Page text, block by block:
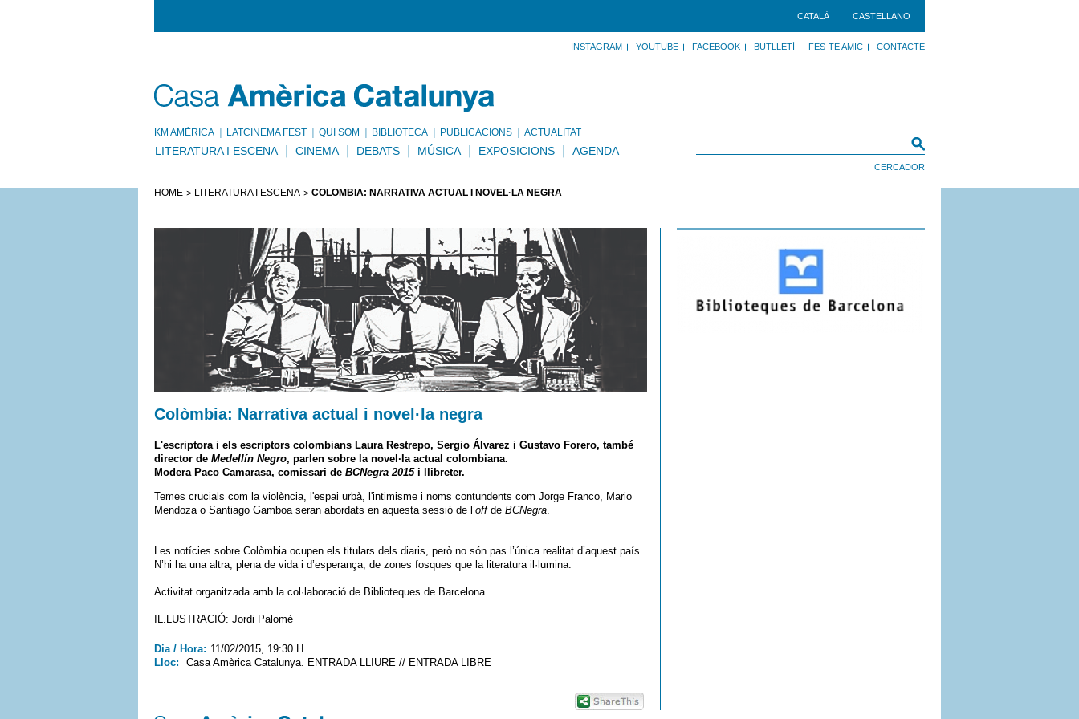
CATALÀ CASTELLANO
INSTAGRAM YOUTUBE FACEBOOK BUTLLETÍ FES-TE AMIC CONTACTE
KM AMÈRICA LATCINEMA FEST QUI SOM BIBLIOTECA PUBLICACIONS ACTUALITAT
LITERATURA I ESCENA CINEMA DEBATS MÚSICA EXPOSICIONS AGENDA
HOME LITERATURA I ESCENA COLÒMBIA: NARRATIVA ACTUAL I NOVEL·LA NEGRA
Colòmbia: Narrativa actual i novel·la negra
L'escriptora i els escriptors colombians Laura Restrepo, Sergio Álvarez i Gustavo Forero, també
director de Medellín Negro, parlen sobre la novel·la actual colombiana.
Modera Paco Camarasa, comissari de BCNegra 2015i llibreter.
Temes crucials com la violència, l'espai urbà, l'intimisme i noms contundents com Jorge Franco, Mario
Mendoza o Santiago Gamboa seran abordats en aquesta sessió de l’offde BCNegra.
Les notícies sobre Colòmbia ocupen els titulars dels diaris, però no són pas l’única realitat d’aquest país.
N’hi ha una altra, plena de vida i d’esperança, de zones fosques que la literatura il·lumina.
Activitat organitzada amb la col·laboració de Biblioteques de Barcelona.
IL.LUSTRACIÓ: Jordi Palomé
Dia / Hora: 11/02/2015, 19:30 H
Lloc:
Casa Amèrica Catalunya. ENTRADA LLIURE // ENTRADA LIBRE